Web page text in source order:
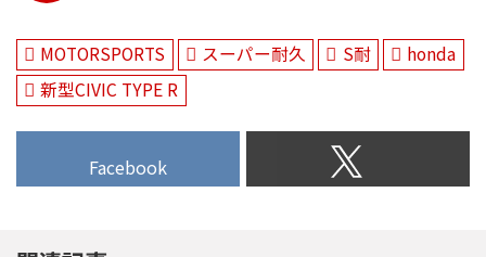
MOTORSPORTS スーパー耐久 S耐
honda
新型CIVIC TYPE R
Facebook